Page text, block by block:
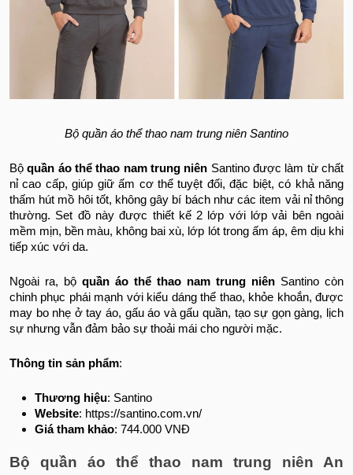
Bộ quần áo thể thao nam trung niên Santino
Bộquần áo thể thao nam trung niên Santino được làm từ chất
nỉ cao cấp, giúp giữ ấm cơ thể tuyệt đối, đặc biệt, có khả năng
thấm hút mồ hôi tốt, không gây bí bách như các item vải nỉ thông
thường. Set đồ này được thiết kế 2 lớp với lớp vải bên ngoài
mềm mịn, bền màu, không bai xù, lớp lót trong ấm áp, êm dịu khi
tiếp xúc với da.
Ngoài ra, bộ quần áo thể thao nam trung niên Santino còn
chinh phục phái mạnh với kiểu dáng thể thao, khỏe khoắn, được
may bo nhẹ ở tay áo, gấu áo và gấu quần, tạo sự gọn gàng, lịch
sự nhưng vẫn đảm bảo sự thoải mái cho người mặc.
Thông tin sản phẩm:
Thương hiệu: Santino
Website: https://santino.com.vn/
Giá tham khảo: 744.000 VNĐ
Bộ quần áo thể thao nam trung niên An